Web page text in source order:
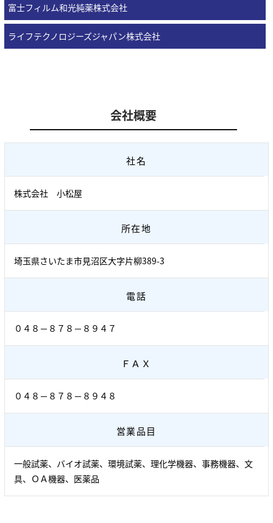
富士フィルム和光純薬株式会社
ライフテクノロジーズジャパン株式会社
会社概要
社名
株式会社 小松屋
所在地
埼玉県さいたま市見沼区大字片柳389-3
電話
０４８－８７８－８９４７
ＦＡＸ
０４８－８７８－８９４８
営業品目
一般試薬、バイオ試薬、環境試薬、理化学機器、事務機器、文
具、ＯＡ機器、医薬品